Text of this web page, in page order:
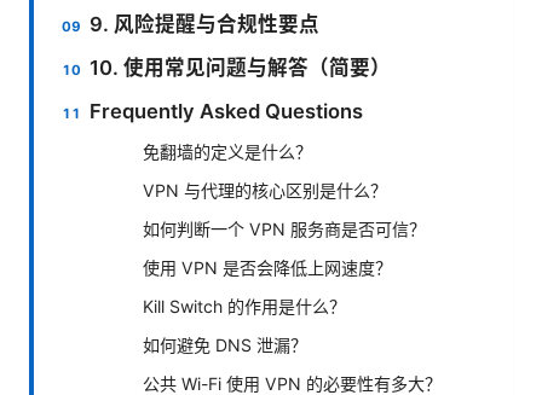
9. 风险提醒与合规性要点
10. 使用常见问题与解答（简要）
Frequently Asked Questions
免翻墙的定义是什么？
VPN 与代理的核心区别是什么？
如何判断一个 VPN 服务商是否可信？
使用 VPN 是否会降低上网速度？
Kill Switch 的作用是什么？
如何避免 DNS 泄漏？
公共 Wi-Fi 使用 VPN 的必要性有多大？